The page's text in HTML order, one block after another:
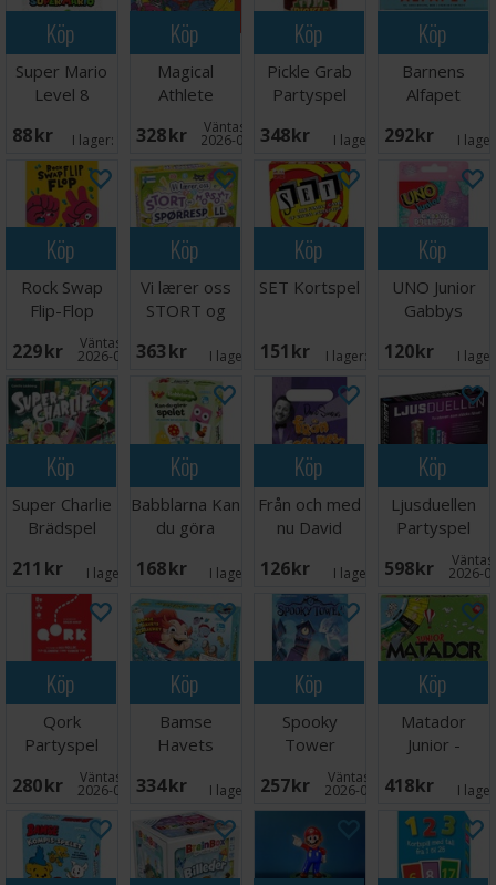
Köp
Super Mario
Level 8
88 SEK I lager:
Köp
Magical
Athlete
Brädspel
328 SEK Väntas in:
2026-09-30
Köp
Pickle Grab
Partyspel
348 SEK I lager: 1
Köp
Barnens
Alfapet
292 SEK I
Köp
Rock Swap
Flip-Flop
Partyspel
229 SEK Väntas in:
2026-09-07
Köp
Vi lærer oss
STORT og
NORSK
363 SEK I lager:
Köp
SET Kortspel
151 SEK I lager: 20+
Köp
UNO Junior
Gabbys
Kortspel
120 SEK I
Köp
Super Charlie
Brädspel
211 SEK I lager:
Köp
Babblarna Kan
du göra
Brädspel
168 SEK I lager:
Köp
Från och med
nu David
Kortspel
126 SEK I lager: 1
Köp
Ljusduellen
Partyspel
598 SEK 2026-
Köp
Qork
Partyspel
280 SEK Väntas in:
2026-08-27
Köp
Bamse
Havets
Brädspel
334 SEK I lager: 5
Köp
Spooky
Tower
Brädspel
257 SEK Väntas in:
2026-09-07
Köp
Matador
Junior -
418 SEK I